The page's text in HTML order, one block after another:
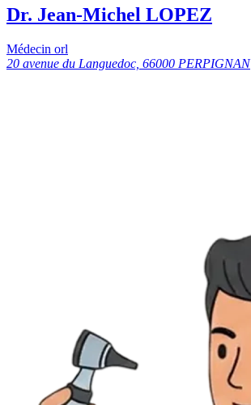
Dr. Jean-Michel LOPEZ
Médecin orl
20 avenue du Languedoc, 66000 PERPIGNAN